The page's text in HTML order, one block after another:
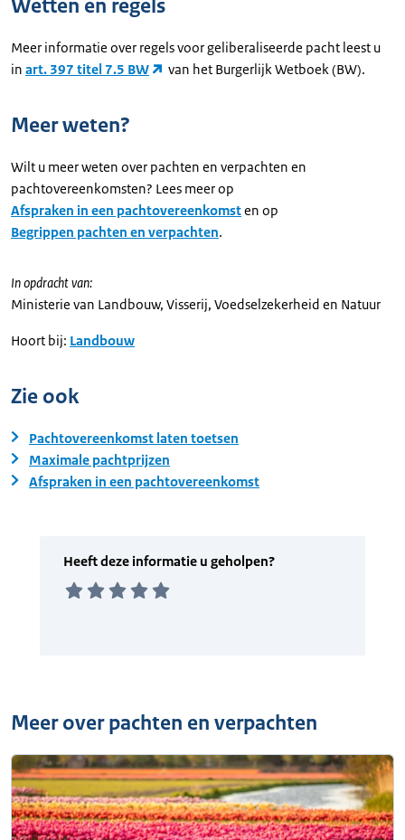
Wetten en regels
Meer informatie over regels voor geliberaliseerde pacht leest u
in art. 397 titel 7.5 BW van het Burgerlijk Wetboek (BW).
Meer weten?
Wilt u meer weten over pachten en verpachten en
pachtovereenkomsten? Lees meer op
Afspraken in een pachtovereenkomsten op
Begrippen pachten en verpachten.
In opdracht van:
Ministerie van Landbouw, Visserij, Voedselzekerheid en Natuur
Hoort bij: Landbouw
Zie ook
Pachtovereenkomst laten toetsen
Maximale pachtprijzen
Afspraken in een pachtovereenkomst
Meer over pachten en verpachten